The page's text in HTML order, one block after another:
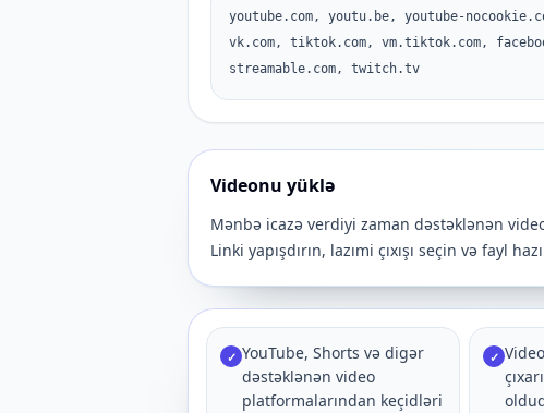
youtube.com, youtu.be, youtube-
vk.com, tiktok.com, vm.tiktok.com,
streamable.com, twitch.tv
Videonu yüklə
Mənbə icazə verdiyi zaman dəstəklənən
Linki yapışdırın, lazımi çıxışı seçin və fayl
✓ YouTube, Shorts və digər
dəstəklənən video
platformalarından keçidləri
✓